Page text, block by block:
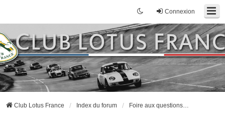
Connexion
Club Lotus France Index du forum Foire aux questions (Questions posées fréquemment)